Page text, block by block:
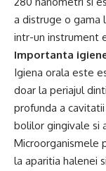
a distruge o gama
intr-un instrument
Importanta
Igiena orala este
doar la periajul
profunda a
bolilor gingivale si
Microorganismele
la aparitia halenei